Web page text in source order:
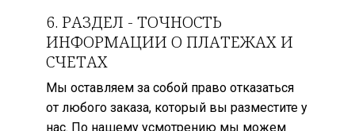
6. РАЗДЕЛ - ТОЧНОСТЬ
ИНФОРМАЦИИ О ПЛАТЕЖАХ И
СЧЕТАХ
Мы оставляем за собой право отказаться
от любого заказа, который вы разместите у
нас. По нашему усмотрению мы можем